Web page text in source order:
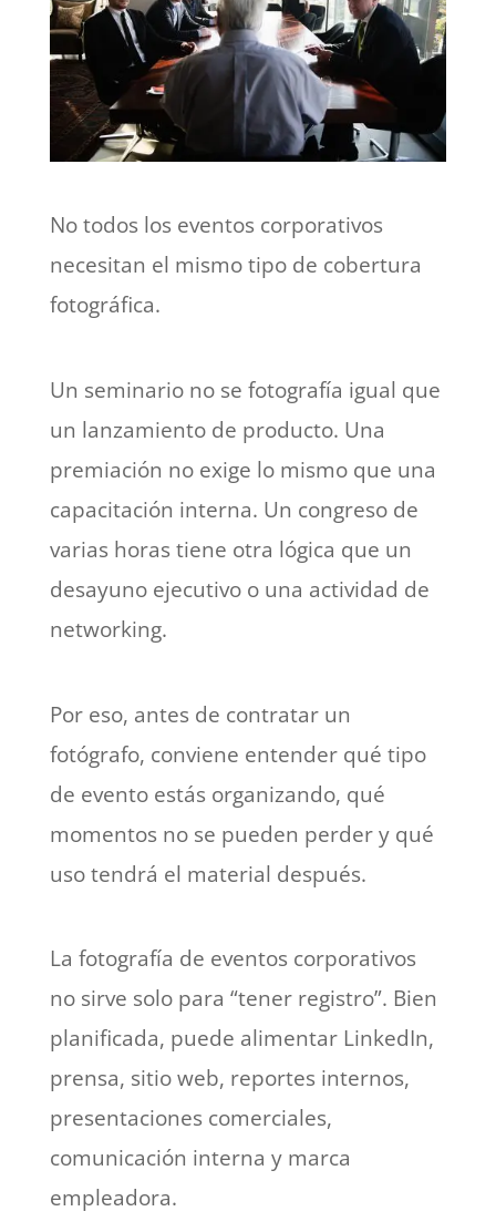
No todos los eventos corporativos
necesitan el mismo tipo de cobertura
fotográfica.
Un seminario no se fotografía igual que
un lanzamiento de producto. Una
premiación no exige lo mismo que una
capacitación interna. Un congreso de
varias horas tiene otra lógica que un
desayuno ejecutivo o una actividad de
networking.
Por eso, antes de contratar un
fotógrafo, conviene entender qué tipo
de evento estás organizando, qué
momentos no se pueden perder y qué
uso tendrá el material después.
La fotografía de eventos corporativos
no sirve solo para “tener registro”. Bien
planificada, puede alimentar LinkedIn,
prensa, sitio web, reportes internos,
presentaciones comerciales,
comunicación interna y marca
empleadora.